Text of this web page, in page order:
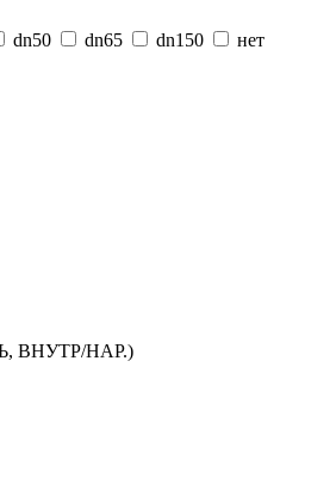
dn50 dn65 dn150
нет
ВНУТР/НАР.)